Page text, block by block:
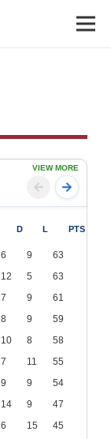
VIEW MORE
D L PTS
6 9
63
12 5
63
7 9
61
8 9
59
10 8
58
7 11
55
9 9
54
14 9
47
6 15
45